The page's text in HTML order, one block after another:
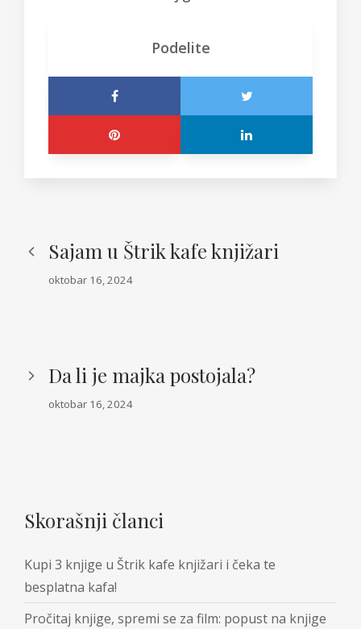
Podelite
Sajam u Štrik kafe knjižari
oktobar 16, 2024
Da li je majka postojala?
oktobar 16, 2024
Skorašnji članci
Kupi 3 knjige u Štrik kafe knjižari i čeka te
besplatna kafa!
Pročitaj knjige, spremi se za film: popust na knjige